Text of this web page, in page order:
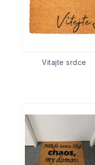
Vitajte srdce